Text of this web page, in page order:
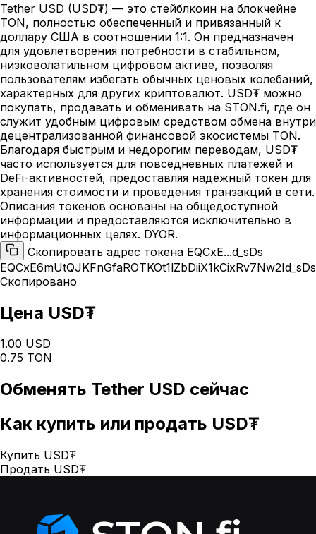
Tether USD (USD₮) — это стейблкоин на блокчейне
TON, полностью обеспеченный и привязанный к
доллару США в соотношении 1:1. Он предназначен
для удовлетворения потребности в стабильном,
низковолатильном цифровом активе, позволяя
пользователям избегать обычных ценовых колебаний,
характерных для других криптовалют. USD₮ можно
покупать, продавать и обменивать на STON.fi, где он
служит удобным цифровым средством обмена внутри
децентрализованной финансовой экосистемы TON.
Благодаря быстрым и недорогим переводам, USD₮
часто используется для повседневных платежей и
DeFi-активностей, предоставляя надёжный токен для
хранения стоимости и проведения транзакций в сети.
Описания токенов основаны на общедоступной
информации и предоставляются исключительно в
информационных целях. DYOR.
Скопировать адрес токена EQCxE...d_sDs
EQCxE6mUtQJKFnGfaROTKOt1lZbDiiX1kCixRv7Nw2Id_sDs
Скопировано
Цена USD₮
1.00 USD
0.75 TON
Обменять Tether USD сейчас
Как купить или продать USD₮
Купить USD₮
Продать USD₮